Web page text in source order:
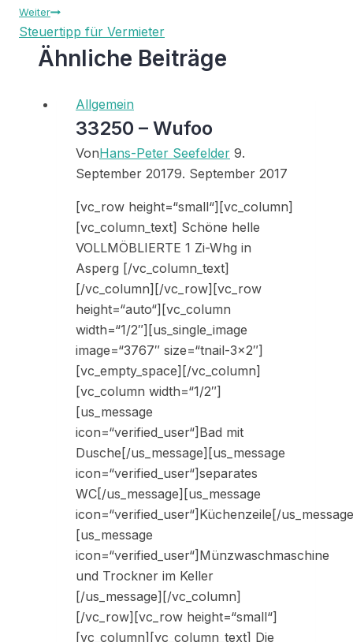
Weiter
Steuertipp für Vermieter
Ähnliche Beiträge
Allgemein
33250 – Wufoo
VonHans-Peter Seefelder 9.
September 20179. September 2017
[vc_row height=“small“][vc_column]
[vc_column_text] Schöne helle
VOLLMÖBLIERTE 1 Zi-Whg in
Asperg [/vc_column_text]
[/vc_column][/vc_row][vc_row
height=“auto“][vc_column
width=“1/2″][us_single_image
image=“3767″ size=“tnail-3×2″]
[vc_empty_space][/vc_column]
[vc_column width=“1/2″]
[us_message
icon=“verified_user“]Bad mit
Dusche[/us_message][us_message
icon=“verified_user“]separates
WC[/us_message][us_message
icon=“verified_user“]Küchenzeile[/
[us_message
icon=“verified_user“]Münzwaschmaschine
und Trockner im Keller
[/us_message][/vc_column]
[/vc_row][vc_row height=“small“]
[vc_column][vc_column_text] Die